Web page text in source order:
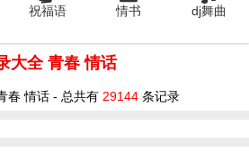
祝福语 情书 dj舞曲
大全 青春 情话
春 情话 - 总共有 29144条记录